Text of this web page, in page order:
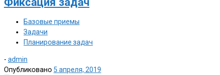
Базовые приемы
Задачи
Планирование задач
- admin
Опубликовано 5 апреля, 2019